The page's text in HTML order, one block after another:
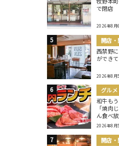
で閉店
2026年8月
開店・
西禁野
ができ
2026年8月
グルメ
和牛も
「焼肉
ん食べ
2026年8月
開店・